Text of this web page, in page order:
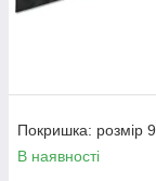
Покришка: розмір 9
В наявності